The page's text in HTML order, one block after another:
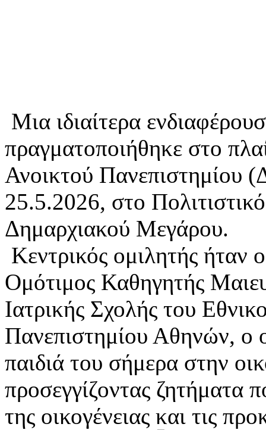
Μια ιδιαίτερα
πραγματοποιήθηκε στο
Ανοικτού Πανεπιστημίου
25.5.2026, στο
Δημαρχιακού Μεγάρου.
Κεντρικός ομιλητής ήταν
Ομότιμος Καθηγητής
Ιατρικής Σχολής του
Πανεπιστημίου Αθηνών, ο
παιδιά του σήμερα στην
προσεγγίζοντας ζητήματα
της οικογένειας και τις